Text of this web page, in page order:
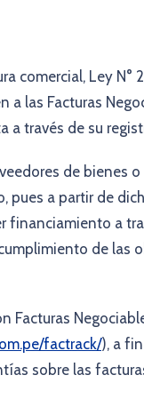
comercial, Ley N°
a las Facturas
través de su
de bienes
pues a partir de
financiamiento a
de las
factrack/), a
sobre las